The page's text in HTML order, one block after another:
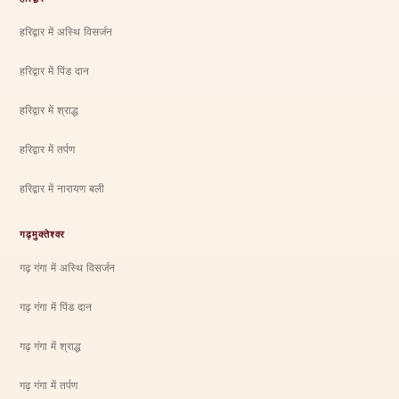
हरिद्वार में अस्थि विसर्जन
हरिद्वार में पिंड दान
हरिद्वार में श्राद्ध
हरिद्वार में तर्पण
हरिद्वार में नारायण बली
गढ़मुक्तेश्वर
गढ़ गंगा में अस्थि विसर्जन
गढ़ गंगा में पिंड दान
गढ़ गंगा में श्राद्ध
गढ़ गंगा में तर्पण